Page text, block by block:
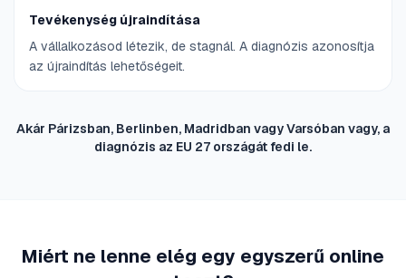
Tevékenység újraindítása
A vállalkozásod létezik, de stagnál. A diagnózis azonosítja
az újraindítás lehetőségeit.
Akár Párizsban, Berlinben, Madridban vagy Varsóban vagy, a
diagnózis az EU 27 országát fedi le.
Miért ne lenne elég egy egyszerű online